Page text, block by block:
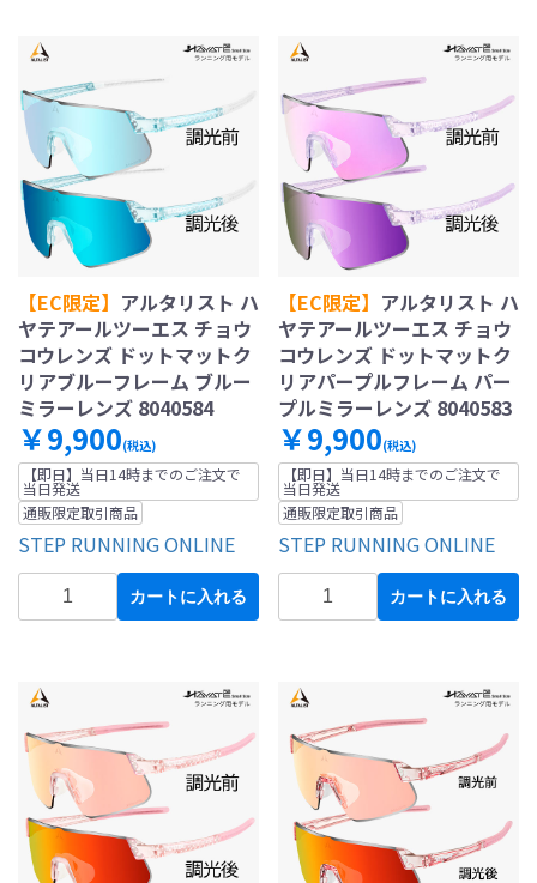
【EC限定】 アルタリスト ハ
ヤテアールツーエス チョウ
コウレンズ ドットマットク
リアブルーフレーム ブルー
ミラーレンズ 8040584
￥9,900(税込)
【即日】当日14時までのご注文で
当日発送
通販限定取引商品
STEP RUNNING ONLINE
カートに入れる
【EC限定】 アルタリスト ハ
ヤテアールツーエス チョウ
コウレンズ ドットマットク
リアパープルフレーム パー
プルミラーレンズ 8040583
￥9,900(税込)
【即日】当日14時までのご注文で
当日発送
通販限定取引商品
STEP RUNNING ONLINE
カートに入れる